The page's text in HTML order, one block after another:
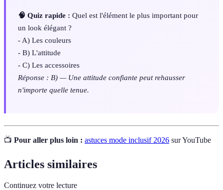
🧠 Quiz rapide : Quel est l'élément le plus important pour
un look élégant ?
- A) Les couleurs
- B) L'attitude
- C) Les accessoires
Réponse : B) — Une attitude confiante peut rehausser
n'importe quelle tenue.
📺 Pour aller plus loin : astuces mode inclusif 2026 sur YouTube
Articles similaires
Continuez votre lecture